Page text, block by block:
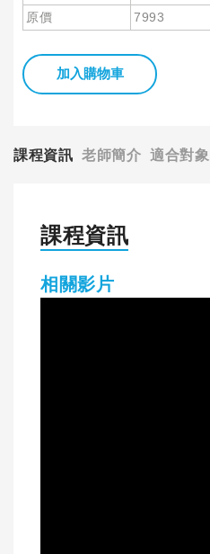
原價
7993
加入購物車
課程資訊 老師簡介 適合對象
課程資訊
相關影片